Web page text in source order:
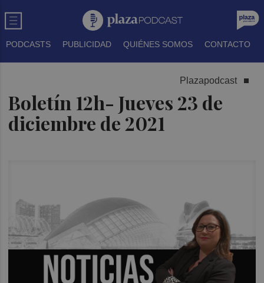
PODCASTS PUBLICIDAD QUIÉNES SOMOS CONTACTO
Plazapodcast
Boletín 12h- Jueves 23 de
diciembre de 2021